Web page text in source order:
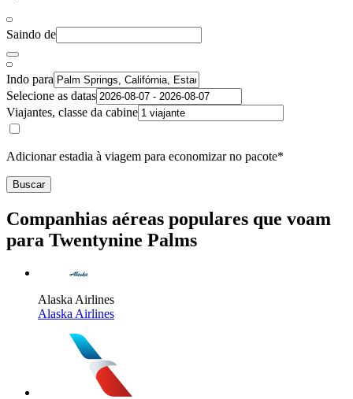
Saindo de
Indo para
Selecione as datas
Viajantes, classe da cabine
Adicionar estadia à viagem para economizar no pacote*
Buscar
Companhias aéreas populares que voam
para Twentynine Palms
Alaska Airlines
Alaska Airlines